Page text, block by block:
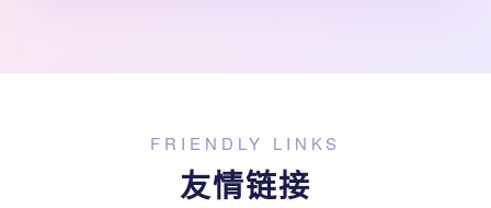
FRIENDLY LINKS
友情链接